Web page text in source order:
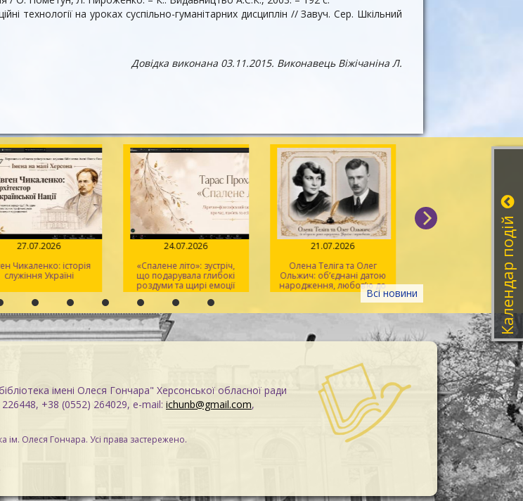
технології на уроках суспільно-гуманітарних дисциплін // Завуч. Сер. Шкільний
Довідка виконана 03.11.2015. Виконавець Віжічаніна Л.
Всі новини
27.07.2026
Чикаленко: історія
служіння Україні
24.07.2026
«Спалене літо»: зустріч,
що подарувала глибокі
роздуми та щирі емоції
21.07.2026
Олена Теліга та Олег
Ольжич: об’єднані датою
народження, любов’ю до
України та жертовністю
заради неї
20.07.2026
Мистецтво
імені Олеся Гончара" Херсонської обласної ради
+38 (0552) 264029, e-mail: ichunb@gmail.com,
ім. Олеся Гончара. Усі права застережено.
Календар подій